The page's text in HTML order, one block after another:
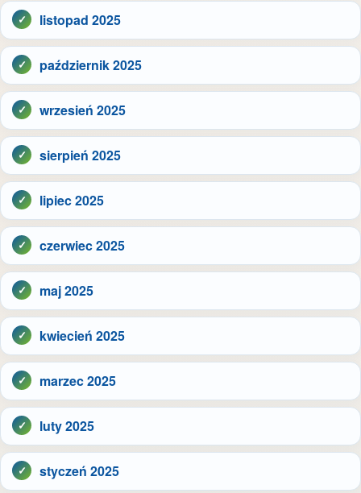
listopad 2025
październik 2025
wrzesień 2025
sierpień 2025
lipiec 2025
czerwiec 2025
maj 2025
kwiecień 2025
marzec 2025
luty 2025
styczeń 2025